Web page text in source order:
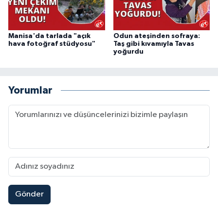
Manisa'da tarlada "açık
hava fotoğraf stüdyosu"
Odun ateşinden sofraya:
Taş gibi kıvamıyla Tavas
yoğurdu
Yorumlar
Gönder